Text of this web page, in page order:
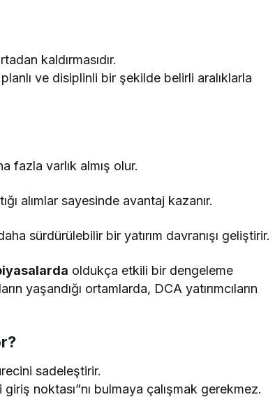
kaldırmasıdır.
ve disiplinli bir şekilde belirli aralıklarla
fazla varlık almış olur.
alımlar sayesinde avantaj kazanır.
sürdürülebilir bir yatırım davranışı geliştirir.
oldukça etkili bir dengeleme
yaşandığı ortamlarda, DCA yatırımcıların
sadeleştirir.
noktası”nı bulmaya çalışmak gerekmez.